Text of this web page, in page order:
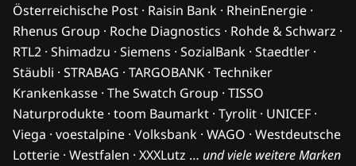
Österreichische Post · Raisin Bank · RheinEnergie ·
Rhenus Group · Roche Diagnostics · Rohde & Schwarz ·
RTL2 · Shimadzu · Siemens · SozialBank · Staedtler ·
Stäubli · STRABAG · TARGOBANK · Techniker
Krankenkasse · The Swatch Group · TISSO
Naturprodukte · toom Baumarkt · Tyrolit · UNICEF ·
Viega · voestalpine · Volksbank · WAGO · Westdeutsche
Lotterie · Westfalen · XXXLutz … und viele weitere Marken